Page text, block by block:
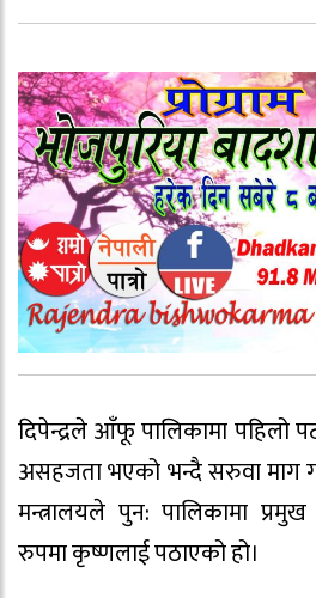
दिपेन्द्रले आँफू पालिकामा
असहजता भएको भन्दै सरुवा माग
मन्त्रालयले पुन: पालिकामा
रुपमा कृष्णलाई पठाएको हो।